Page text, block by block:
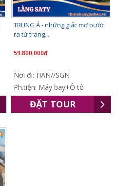
TRUNG Á - những giấc mơ bước
ra từ trang...
59.800.000₫
Nơi đi: HAN//SGN
Ph.tiện: Máy bay+Ô tô
ĐẶT TOUR